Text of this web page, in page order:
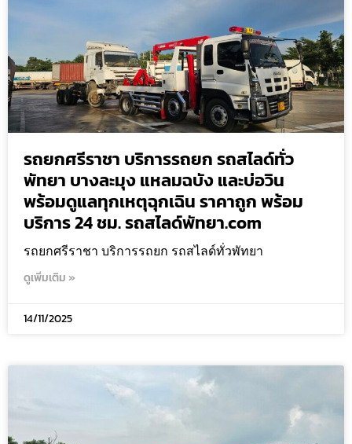
รถยกศรีราชา บริการรถยก รถสไลด์ทั่ว
พัทยา บางละมุง แหลมฉบัง และบ่อวิน
พร้อมดูแลทุกเหตุฉุกเฉิน ราคาถูก พร้อม
บริการ 24 ชม. รถสไลด์พัทยา.com
รถยกศรีราชา บริการรถยก รถสไลด์ทั่วพัทยา
ดูเพิ่มเติม »
14/11/2025